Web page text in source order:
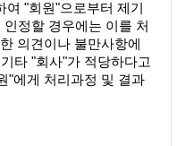
"회원"으로부터 제기
정할 경우에는 이를 처
의견이나 불만사항에
타 "회사"가 적당하다고
"에게 처리과정 및 결과